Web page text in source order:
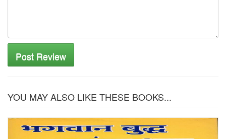
Post Review
YOU MAY ALSO LIKE THESE BOOKS...